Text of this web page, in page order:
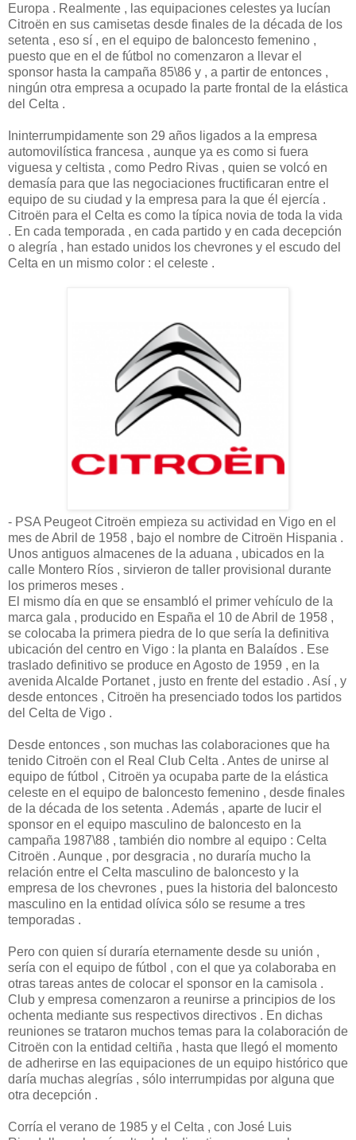
Europa . Realmente , las equipaciones celestes ya lucían
Citroën en sus camisetas desde finales de la década de los
setenta , eso sí , en el equipo de baloncesto femenino ,
puesto que en el de fútbol no comenzaron a llevar el
sponsor hasta la campaña 85\86 y , a partir de entonces ,
ningún otra empresa a ocupado la parte frontal de la elástica
del Celta .
Ininterrumpidamente son 29 años ligados a la empresa
automovilística francesa , aunque ya es como si fuera
viguesa y celtista , como Pedro Rivas , quien se volcó en
demasía para que las negociaciones fructificaran entre el
equipo de su ciudad y la empresa para la que él ejercía .
Citroën para el Celta es como la típica novia de toda la vida
. En cada temporada , en cada partido y en cada decepción
o alegría , han estado unidos los chevrones y el escudo del
Celta en un mismo color : el celeste .
- PSA Peugeot Citroën empieza su actividad en Vigo en el
mes de Abril de 1958 , bajo el nombre de Citroën Hispania .
Unos antiguos almacenes de la aduana , ubicados en la
calle Montero Ríos , sirvieron de taller provisional durante
los primeros meses .
El mismo día en que se ensambló el primer vehículo de la
marca gala , producido en España el 10 de Abril de 1958 ,
se colocaba la primera piedra de lo que sería la definitiva
ubicación del centro en Vigo : la planta en Balaídos . Ese
traslado definitivo se produce en Agosto de 1959 , en la
avenida Alcalde Portanet , justo en frente del estadio . Así , y
desde entonces , Citroën ha presenciado todos los partidos
del Celta de Vigo .
Desde entonces , son muchas las colaboraciones que ha
tenido Citroën con el Real Club Celta . Antes de unirse al
equipo de fútbol , Citroën ya ocupaba parte de la elástica
celeste en el equipo de baloncesto femenino , desde finales
de la década de los setenta . Además , aparte de lucir el
sponsor en el equipo masculino de baloncesto en la
campaña 1987\88 , también dio nombre al equipo : Celta
Citroën . Aunque , por desgracia , no duraría mucho la
relación entre el Celta masculino de baloncesto y la
empresa de los chevrones , pues la historia del baloncesto
masculino en la entidad olívica sólo se resume a tres
temporadas .
Pero con quien sí duraría eternamente desde su unión ,
sería con el equipo de fútbol , con el que ya colaboraba en
otras tareas antes de colocar el sponsor en la camisola .
Club y empresa comenzaron a reunirse a principios de los
ochenta mediante sus respectivos directivos . En dichas
reuniones se trataron muchos temas para la colaboración de
Citroën con la entidad celtiña , hasta que llegó el momento
de adherirse en las equipaciones de un equipo histórico que
daría muchas alegrías , sólo interrumpidas por alguna que
otra decepción .
Corría el verano de 1985 y el Celta , con José Luis